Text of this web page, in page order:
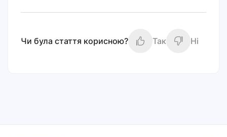
Чи була стаття корисною? Так Ні